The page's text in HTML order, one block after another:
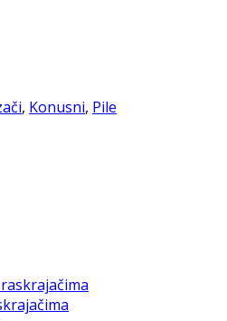
, Konusni, Pile